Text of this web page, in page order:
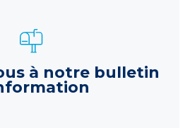
à notre bulletin